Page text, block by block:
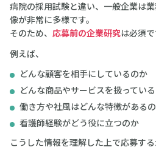
病院の採用試験と違い、一般企業は
像が非常に多様です。
そのため、 応募前の企業研究は必須で
例えば、
どんな顧客を相手にしているのか
どんな商品やサービスを扱ってい
働き方や社風はどんな特徴がある
看護師経験がどう役に立つのか
こうした情報を理解した上で応募する